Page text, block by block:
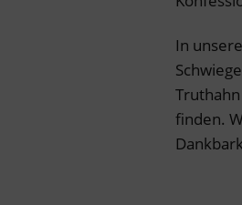
In
finden.